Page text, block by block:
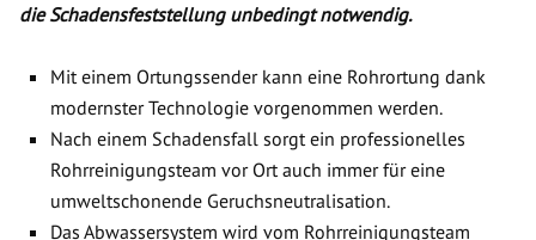
die Schadensfeststellung unbedingt notwendig.
Mit einem Ortungssender kann eine Rohrortung dank
modernster Technologie vorgenommen werden.
Nach einem Schadensfall sorgt ein professionelles
Rohrreinigungsteam vor Ort auch immer für eine
umweltschonende Geruchsneutralisation.
Das Abwassersystem wird vom Rohrreinigungsteam